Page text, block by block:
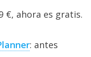
€, ahora es gratis.
: antes